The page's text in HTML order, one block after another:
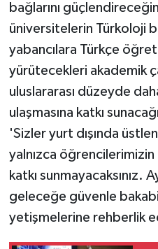
bağlarını
üniversitelerin Türkoloji
yabancılara Türkçe
yürütecekleri akademik
uluslararası düzeyde
ulaşmasına katkı
'Sizler yurt dışında
yalnızca
katkı sunmayacaksınız.
geleceğe güvenle
yetişmelerine rehberlik